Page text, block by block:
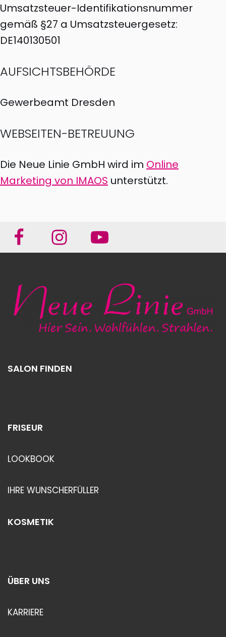
Umsatzsteuer-Identifikationsnummer
gemäß §27 a Umsatzsteuergesetz:
DE140130501
AUFSICHTSBEHÖRDE
Gewerbeamt Dresden
WEBSEITEN-BETREUUNG
Die Neue Linie GmbH wird im Online
Marketing von IMAOS unterstützt.
SALON FINDEN
FRISEUR
LOOKBOOK
IHRE WUNSCHERFÜLLER
KOSMETIK
ÜBER UNS
KARRIERE